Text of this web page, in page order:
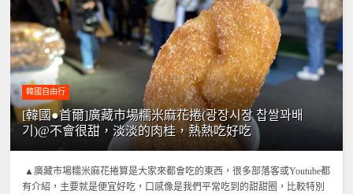
韓國自由行
[韓國●首爾]廣藏市場糯米麻花捲(광장시장 찹쌀꽈배
기)@不會很甜，淡淡的肉桂，熱熱吃好吃
▲廣藏市場糯米麻花捲算是大家來都會吃的東西，很多部落客或Youtube都
有介紹，主要就是便宜好吃，口感像是我們平常吃到的甜甜圈，比較特別